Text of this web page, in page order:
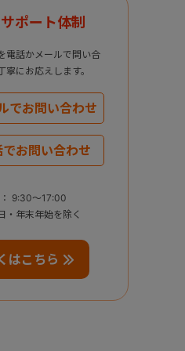
ポート体制
電話かメールで問い合
寧にお応えします。
でお問い合わせ
でお問い合わせ
9:30～17:00
・年末年始を除く
はこちら